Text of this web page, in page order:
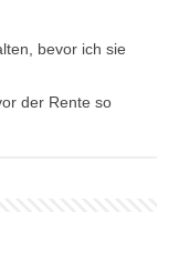
bevor ich sie
der Rente so